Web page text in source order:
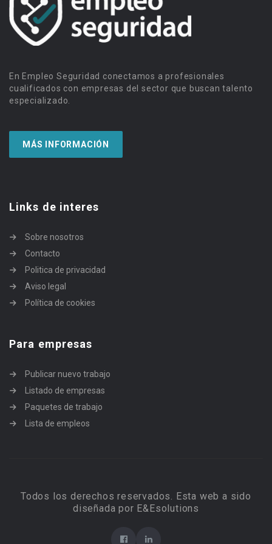
En Empleo Seguridad conectamos a profesionales
cualificados con empresas del sector que buscan talento
especializado.
MÁS INFORMACIÓN
Links de interes
Sobre nosotros
Contacto
Politica de privacidad
Aviso legal
Política de cookies
Para empresas
Publicar nuevo trabajo
Listado de empresas
Paquetes de trabajo
Lista de empleos
Todos los derechos reservados. Esta web a sido
diseñada por E&Esolutions